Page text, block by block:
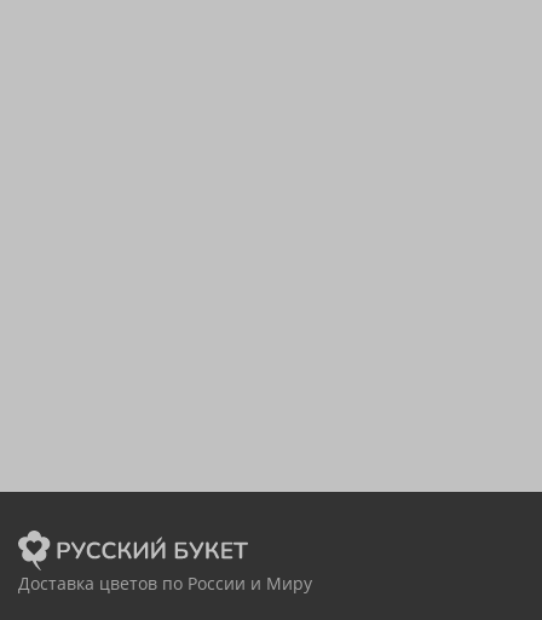
Доставка цветов по России и Миру